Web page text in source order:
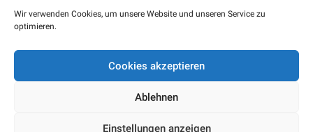
Wir verwenden Cookies, um unsere Website und unseren Service zu
optimieren.
Cookies akzeptieren
Ablehnen
Einstellungen anzeigen
Notdienstkalender
Den aktuellen Notdienst erfahren Sie über den
telefonischen Anrufbeantworter Ihres Haustierarztes